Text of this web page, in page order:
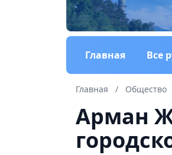
Главная Все
Главная / Общество
Арман